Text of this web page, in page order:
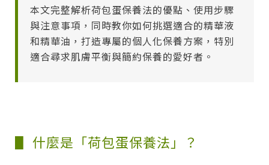
本文完整解析荷包蛋保養法的優點、使用步驟
與注意事項，同時教你如何挑選適合的精華液
和精華油，打造專屬的個人化保養方案，特別
適合尋求肌膚平衡與簡約保養的愛好者。
▋ 什麼是「荷包蛋保養法」？